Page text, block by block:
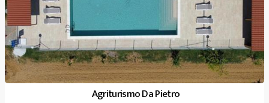
Agriturismo Da Pietro